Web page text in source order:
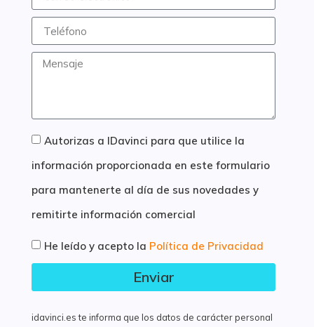
Autorizas a IDavinci para que utilice la
información proporcionada en este formulario
para mantenerte al día de sus novedades y
remitirte información comercial
He leído y acepto la Política de Privacidad
Enviar
idavinci.es te informa que los datos de carácter personal